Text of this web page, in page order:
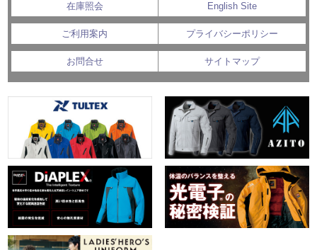
在庫照会 English Site
ご利用案内 プライバシーポリシー
お問合せ サイトマップ